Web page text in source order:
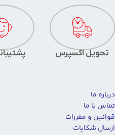
تحویل اکسپرس
درباره ما
تماس با ما
قوانین و مقررات
ارسال شکایات